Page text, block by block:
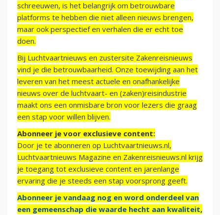
schreeuwen, is het belangrijk om betrouwbare
platforms te hebben die niet alleen nieuws brengen,
maar ook perspectief en verhalen die er echt toe
doen.
Bij Luchtvaartnieuws en zustersite Zakenreisnieuws
vind je die betrouwbaarheid. Onze toewijding aan het
leveren van het meest actuele en onafhankelijke
nieuws over de luchtvaart- en (zaken)reisindustrie
maakt ons een onmisbare bron voor lezers die graag
een stap voor willen blijven.
Abonneer je voor exclusieve content:
Door je te abonneren op Luchtvaartnieuws.nl,
Luchtvaartnieuws Magazine en Zakenreisnieuws.nl krijg
je toegang tot exclusieve content en jarenlange
ervaring die je steeds een stap voorsprong geeft.
Abonneer je vandaag nog en word onderdeel van
een gemeenschap die waarde hecht aan kwaliteit,